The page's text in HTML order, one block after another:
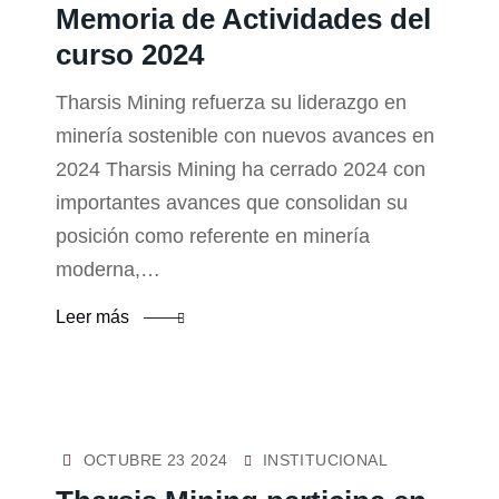
Memoria de Actividades del
curso 2024
Tharsis Mining refuerza su liderazgo en
minería sostenible con nuevos avances en
2024 Tharsis Mining ha cerrado 2024 con
importantes avances que consolidan su
posición como referente en minería
moderna,…
Leer más
OCTUBRE 23 2024 INSTITUCIONAL